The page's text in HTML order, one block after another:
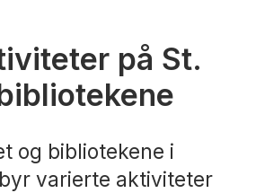
på St.
og bibliotekene i
varierte aktiviteter